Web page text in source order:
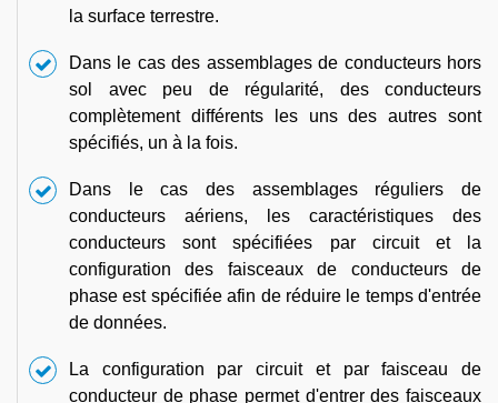
la surface terrestre.
Dans le cas des assemblages de conducteurs hors
sol avec peu de régularité, des conducteurs
complètement différents les uns des autres sont
spécifiés, un à la fois.
Dans le cas des assemblages réguliers de
conducteurs aériens, les caractéristiques des
conducteurs sont spécifiées par circuit et la
configuration des faisceaux de conducteurs de
phase est spécifiée afin de réduire le temps d'entrée
de données.
La configuration par circuit et par faisceau de
conducteur de phase permet d'entrer des faisceaux